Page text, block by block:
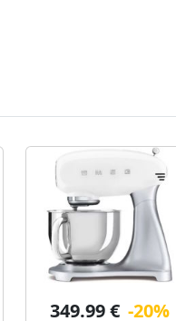
349.99 € -20%